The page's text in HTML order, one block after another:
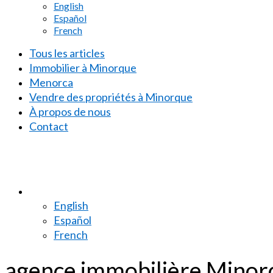
English
Español
French
Tous les articles
Immobilier à Minorque
Menorca
Vendre des propriétés à Minorque
À propos de nous
Contact
English
Español
French